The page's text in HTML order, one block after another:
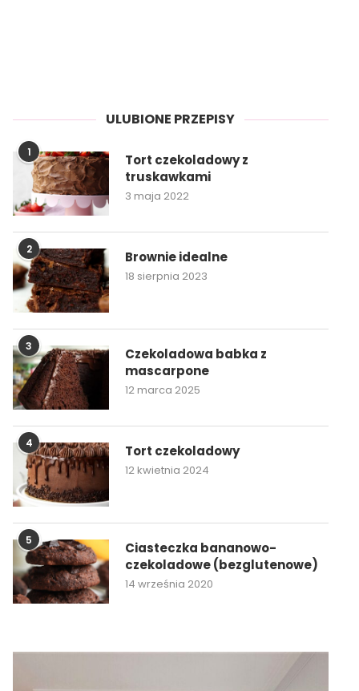
ULUBIONE PRZEPISY
1
Tort czekoladowy z
truskawkami
3 maja 2022
2 Brownie idealne
18 sierpnia 2023
3
Czekoladowa babka z
mascarpone
12 marca 2025
4 Tort czekoladowy
12 kwietnia 2024
5
Ciasteczka bananowo-
czekoladowe (bezglutenowe)
14 września 2020